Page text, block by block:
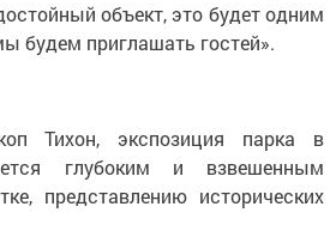
объект, это будет одним
будем приглашать гостей».
Тихон, экспозиция парка в
глубоким и взвешенным
представлению исторических